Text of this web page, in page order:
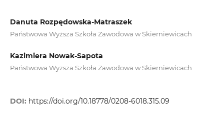
Danuta Rozpędowska-Matraszek
Państwowa Wyższa Szkoła Zawodowa w Skierniewicach
Kazimiera Nowak-Sapota
Państwowa Wyższa Szkoła Zawodowa w Skierniewicach
DOI: https://doi.org/10.18778/0208-6018.315.09